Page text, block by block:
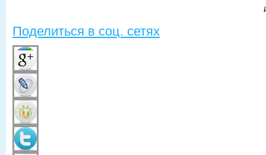
Поделиться в соц. сетях